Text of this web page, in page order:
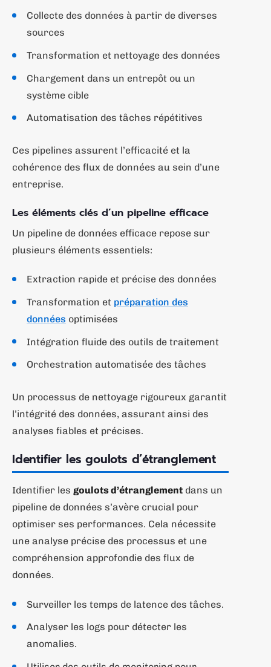
Collecte des données à partir de diverses
sources
Transformation et nettoyage des données
Chargement dans un entrepôt ou un
système cible
Automatisation des tâches répétitives
Ces pipelines assurent l’efficacité et la
cohérence des flux de données au sein d’une
entreprise.
Les éléments clés d’un pipeline efficace
Un pipeline de données efficace repose sur
plusieurs éléments essentiels:
Extraction rapide et précise des données
Transformation et préparation des
données optimisées
Intégration fluide des outils de traitement
Orchestration automatisée des tâches
Un processus de nettoyage rigoureux garantit
l’intégrité des données, assurant ainsi des
analyses fiables et précises.
Identifier les goulots d’étranglement
Identifier les goulots d’étranglement dans un
pipeline de données s’avère crucial pour
optimiser ses performances. Cela nécessite
une analyse précise des processus et une
compréhension approfondie des flux de
données.
Surveiller les temps de latence des tâches.
Analyser les logs pour détecter les
anomalies.